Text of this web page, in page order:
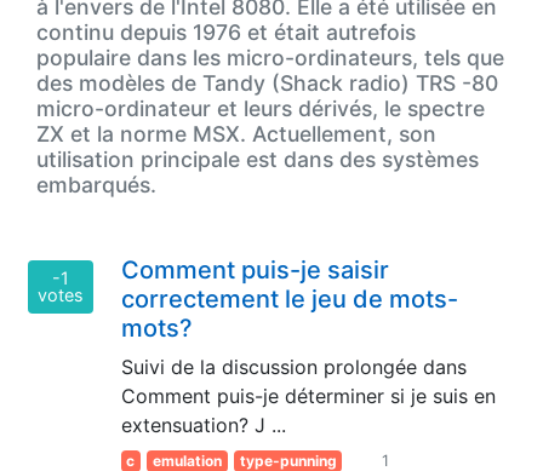
à l'envers de l'Intel 8080. Elle a été utilisée en
continu depuis 1976 et était autrefois
populaire dans les micro-ordinateurs, tels que
des modèles de Tandy (Shack radio) TRS -80
micro-ordinateur et leurs dérivés, le spectre
ZX et la norme MSX. Actuellement, son
utilisation principale est dans des systèmes
embarqués.
-1
votes
Comment puis-je saisir
correctement le jeu de mots-
mots?
Suivi de la discussion prolongée dans
Comment puis-je déterminer si je suis en
extensuation? J ...
c emulation
type-punning
1